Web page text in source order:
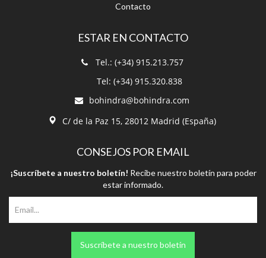
ESTAR EN CONTACTO
Tel.: (+34) 915.213.757
Tel: (+34) 915.320.838
bohindra@bohindra.com
C/ de la Paz 15, 28012 Madrid (España)
CONSEJOS POR EMAIL
estar informado.